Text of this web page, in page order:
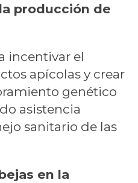
producción de
incentivar el
apícolas y crear
genético
asistencia
sanitario de las
en la